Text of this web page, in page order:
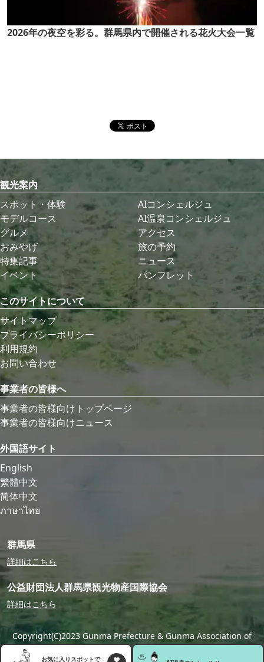
2026年の夜空を彩る。群馬県内で開催される花火大会一覧
お気に入りスポットで
観光案内
スポット・体験
モデルコース
グルメ
おみやげ
特集記事
イベント
AIコンシェルジュ
AI温泉コンシェルジュ
アクセス
旅の予約
ニュース
パンフレット
このサイトについて
サイトマップ
プライバシーポリシー
利用規約
お問い合わせ
事業者の皆様へ
事業者の皆様向けトップページ
事業者の皆様向けニュース
外国語サイト
English
繁體中文
简体中文
ภาษาไทย
群馬県
詳細はこちら
公益財団法人群馬県観光物産国際協会
詳細はこちら
Copyright(C)2023 Gunma Prefecture & Gunma Association of
Tourism,Local Products & International Exchange